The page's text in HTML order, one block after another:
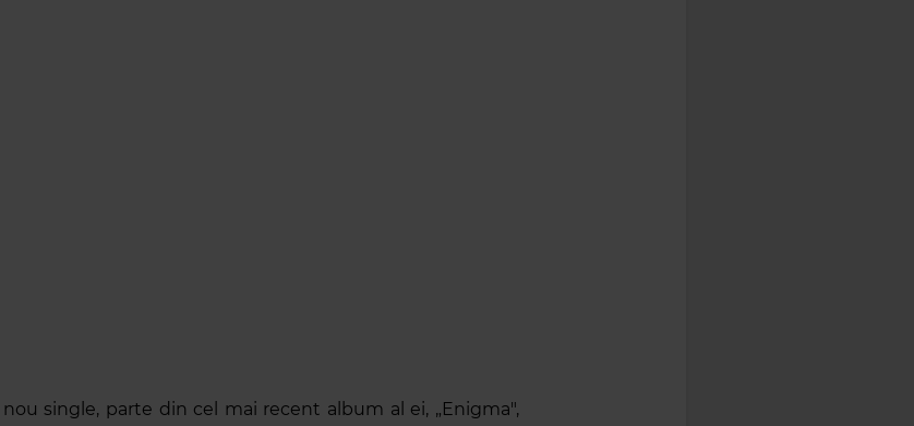
single, parte din cel mai recent album al ei, „Enigma",